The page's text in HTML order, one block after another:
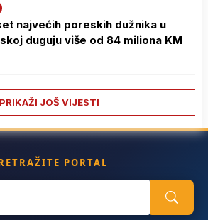
najvećih poreskih dužnika u
duguju više od 84 miliona KM
PRIKAŽI JOŠ VIJESTI
PORTAL